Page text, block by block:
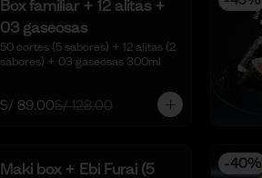
Box familiar + 12 alitas +
03 gaseosas
50 cortes (5 sabores) + 12 alitas (2
sabores) + 03 gaseosas 300ml
S/ 89.00S/ 128.00
Maki box + Ebi Furai (5
-40%